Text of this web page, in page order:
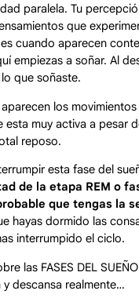
paralela. Tu
que
cuando aparecen
empiezas a soñar. Al
que soñaste.
aparecen los
esta muy activa a pesar
reposo.
esta fase del
de la etapa REM o
que tengas la
hayas dormido las
interrumpido el ciclo.
las FASES DEL
descansa realmente…